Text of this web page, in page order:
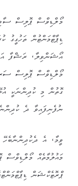
މޯލްޑިވްސް ޕޮލިސް
ޑިޕާޓްމަންޓުން ތަހުގީގު
އޯޝަންވިލާ، ރަޝްފާ
މޯލްޑިވްސް ޕޮލިސް
ގޮތުން މި ކުދިންނަކީ
ނުފެނިފައިވާ ދެ
ވީމާ، އެ
މައުލުމާތެއް